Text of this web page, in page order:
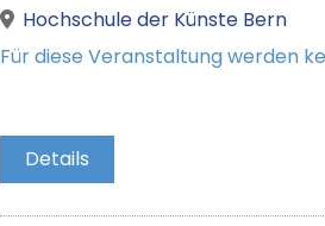
Hochschule der Künste Bern
Für diese Veranstaltung werden
Details